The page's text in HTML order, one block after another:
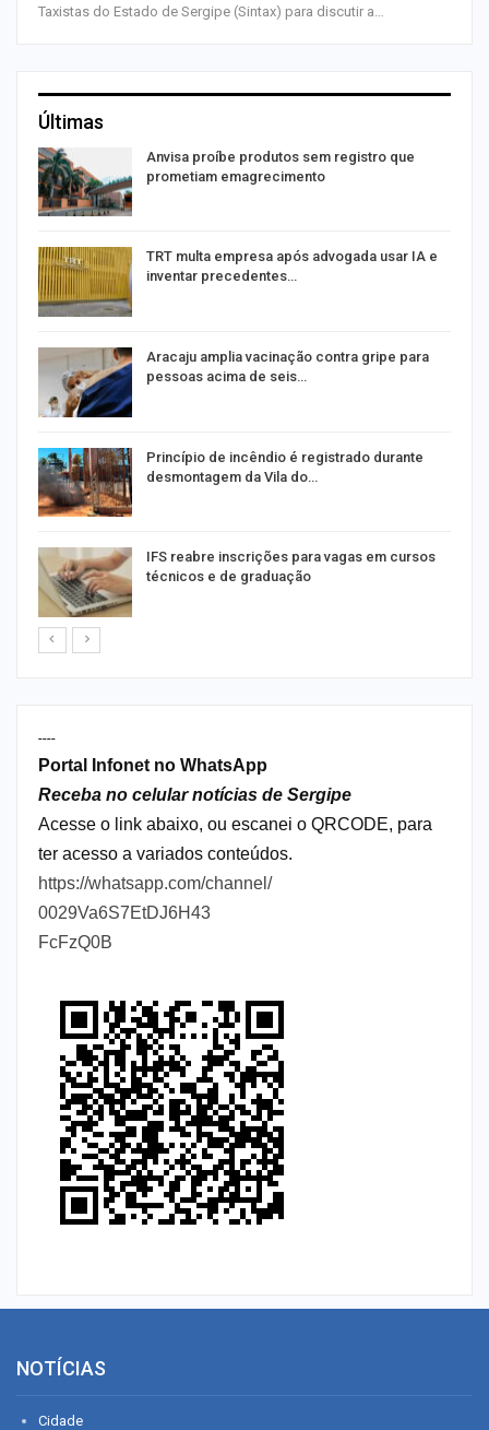
Taxistas do Estado de Sergipe (Sintax) para discutir a…
Últimas
Anvisa proíbe produtos sem registro que
prometiam emagrecimento
TRT multa empresa após advogada usar IA e
inventar precedentes…
Aracaju amplia vacinação contra gripe para
pessoas acima de seis…
Princípio de incêndio é registrado durante
desmontagem da Vila do…
IFS reabre inscrições para vagas em cursos
técnicos e de graduação
----
Portal Infonet no WhatsApp
Receba no celular notícias de Sergipe
Acesse o link abaixo, ou escanei o QRCODE, para
ter acesso a variados conteúdos.
https://whatsapp.com/channel/
0029Va6S7EtDJ6H43
FcFzQ0B
NOTÍCIAS
Cidade